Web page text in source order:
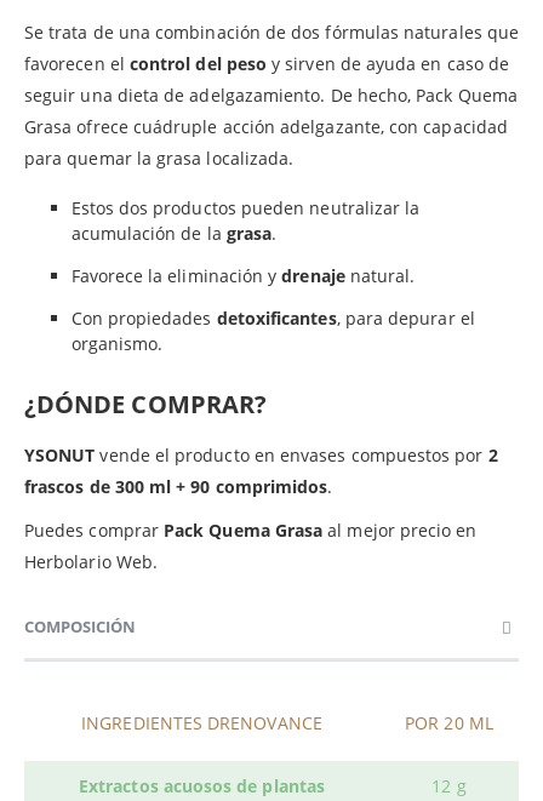
Se trata de una combinación de dos fórmulas naturales que
favorecen el control del peso y sirven de ayuda en caso de
seguir una dieta de adelgazamiento. De hecho, Pack Quema
Grasa ofrece cuádruple acción adelgazante, con capacidad
para quemar la grasa localizada.
Estos dos productos pueden neutralizar la
acumulación de la grasa.
Favorece la eliminación ydrenajenatural.
Con propiedades detoxificantes, para depurar el
organismo.
¿DÓNDE COMPRAR?
YSONUT vende el producto en envases compuestos por 2
frascos de 300 ml + 90 comprimidos.
Puedes comprar Pack Quema Grasa al mejor precio en
Herbolario Web.
COMPOSICIÓN
INGREDIENTES DRENOVANCE POR 20 ML
Extractos acuosos de plantas 12 g